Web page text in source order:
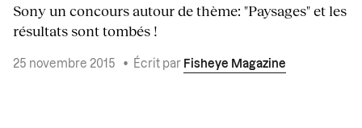
Sony un concours autour de thème: "Paysages" et les
résultats sont tombés !
25 novembre 2015 • Écrit par Fisheye Magazine